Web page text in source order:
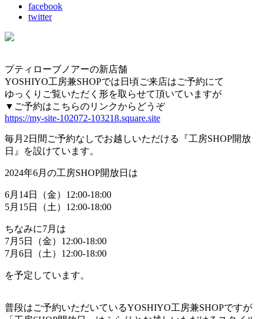
facebook
twitter
プティローブノアーの新店舗
YOSHIYO工房兼SHOPでは日頃ご来店はご予約にて
ゆっくりご覧いただく形を取らせて頂いていますが
▼ご予約はこちらのリンクからどうぞ
https://my-site-102072-103218.square.site
毎月2日間ご予約なしでお越しいただける『工房SHOP開放
日』を設けています。
2024年6月の工房SHOP開放日は
6月14日（金）12:00-18:00
5月15日（土）12:00-18:00
ちなみに7月は
7月5日（金）12:00-18:00
7月6日（土）12:00-18:00
を予定しています。
普段はご予約いただいているYOSHIYO工房兼SHOPですが